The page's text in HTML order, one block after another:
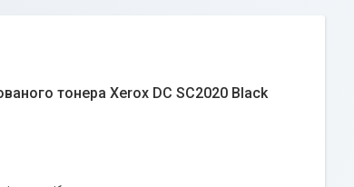
тонера Xerox DC SC2020 Black